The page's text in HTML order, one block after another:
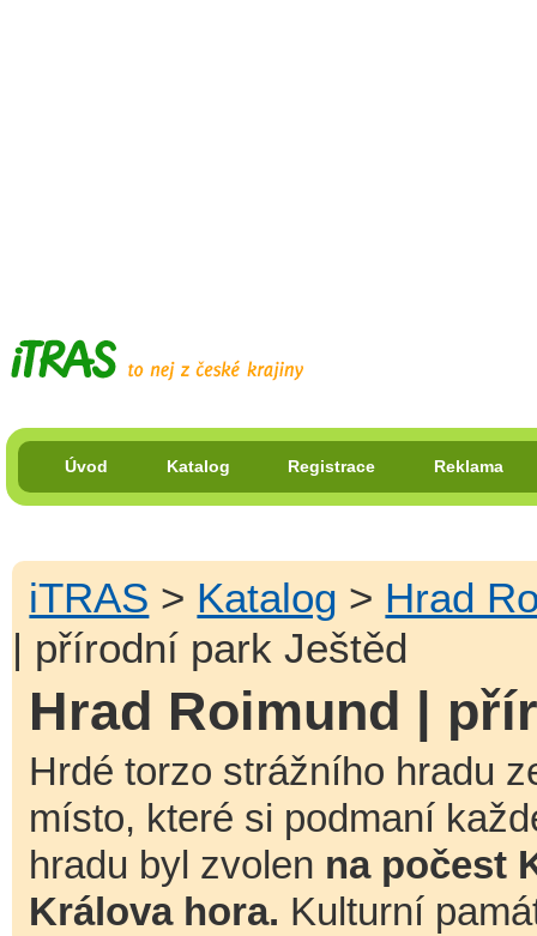
Úvod Katalog Registrace Reklama
iTRAS > Katalog > Hrad
| přírodní park Ještěd
Hrad Roimund |
Hrdé torzo strážního hradu
místo, které si podmaní
hradu byl zvolen na počest
Králova hora. Kulturní